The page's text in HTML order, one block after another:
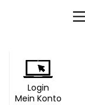
Login
Mein Konto